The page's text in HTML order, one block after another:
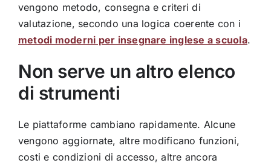
vengono metodo, consegna e criteri di
valutazione, secondo una logica coerente con i
metodi moderni per insegnare inglese a scuola.
Non serve un altro elenco
di strumenti
Le piattaforme cambiano rapidamente. Alcune
vengono aggiornate, altre modificano funzioni,
costi e condizioni di accesso, altre ancora